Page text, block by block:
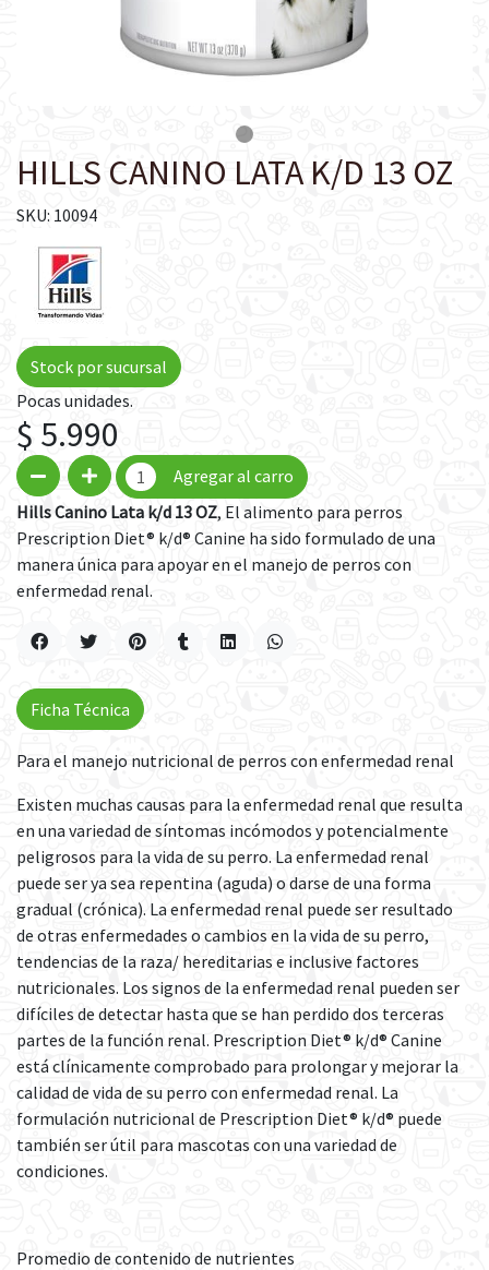
HILLS CANINO LATA K/D 13 OZ
SKU: 10094
Stock por sucursal
Pocas unidades.
$ 5.990
Agregar al carro
Hills Canino Lata k/d 13 OZ, El alimento para perros
Prescription Diet® k/d® Canine ha sido formulado de una
manera única para apoyar en el manejo de perros con
enfermedad renal.
Para el manejo nutricional de perros con enfermedad renal
Existen muchas causas para la enfermedad renal que resulta
en una variedad de síntomas incómodos y potencialmente
peligrosos para la vida de su perro. La enfermedad renal
puede ser ya sea repentina (aguda) o darse de una forma
gradual (crónica). La enfermedad renal puede ser resultado
de otras enfermedades o cambios en la vida de su perro,
tendencias de la raza/ hereditarias e inclusive factores
nutricionales. Los signos de la enfermedad renal pueden ser
difíciles de detectar hasta que se han perdido dos terceras
partes de la función renal. Prescription Diet® k/d® Canine
está clínicamente comprobado para prolongar y mejorar la
calidad de vida de su perro con enfermedad renal. La
formulación nutricional de Prescription Diet® k/d® puede
también ser útil para mascotas con una variedad de
condiciones.
Promedio de contenido de nutrientes
Ficha Técnica